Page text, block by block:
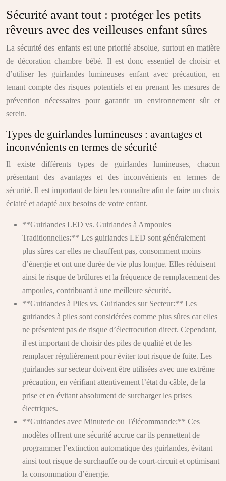
Sécurité avant tout : protéger les petits
rêveurs avec des veilleuses enfant sûres
La sécurité des enfants est une priorité absolue, surtout en matière
de décoration chambre bébé. Il est donc essentiel de choisir et
d’utiliser les guirlandes lumineuses enfant avec précaution, en
tenant compte des risques potentiels et en prenant les mesures de
prévention nécessaires pour garantir un environnement sûr et
serein.
Types de guirlandes lumineuses : avantages et
inconvénients en termes de sécurité
Il existe différents types de guirlandes lumineuses, chacun
présentant des avantages et des inconvénients en termes de
sécurité. Il est important de bien les connaître afin de faire un choix
éclairé et adapté aux besoins de votre enfant.
**Guirlandes LED vs. Guirlandes à Ampoules
Traditionnelles:** Les guirlandes LED sont généralement
plus sûres car elles ne chauffent pas, consomment moins
d’énergie et ont une durée de vie plus longue. Elles réduisent
ainsi le risque de brûlures et la fréquence de remplacement des
ampoules, contribuant à une meilleure sécurité.
**Guirlandes à Piles vs. Guirlandes sur Secteur:** Les
guirlandes à piles sont considérées comme plus sûres car elles
ne présentent pas de risque d’électrocution direct. Cependant,
il est important de choisir des piles de qualité et de les
remplacer régulièrement pour éviter tout risque de fuite. Les
guirlandes sur secteur doivent être utilisées avec une extrême
précaution, en vérifiant attentivement l’état du câble, de la
prise et en évitant absolument de surcharger les prises
électriques.
**Guirlandes avec Minuterie ou Télécommande:** Ces
modèles offrent une sécurité accrue car ils permettent de
programmer l’extinction automatique des guirlandes, évitant
ainsi tout risque de surchauffe ou de court-circuit et optimisant
la consommation d’énergie.